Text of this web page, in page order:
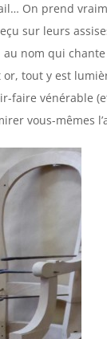
On prend
sur leurs
au nom qui
tout y est
faire vénérable
vous-mêmes